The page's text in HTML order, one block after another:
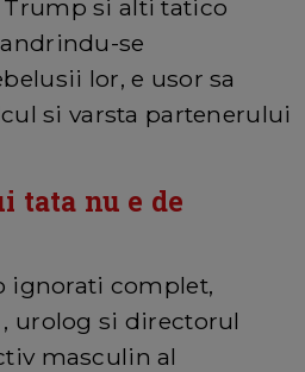
si alti tatico
se
lor, e usor sa
si varsta partenerului
tata nu e de
ignorati complet,
urolog si directorul
masculin al